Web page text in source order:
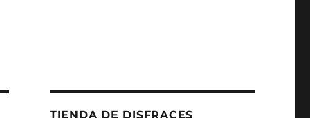
TIENDA DE DISFRACES